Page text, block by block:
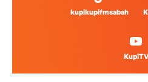
kupikupifmsabah
KupiTV